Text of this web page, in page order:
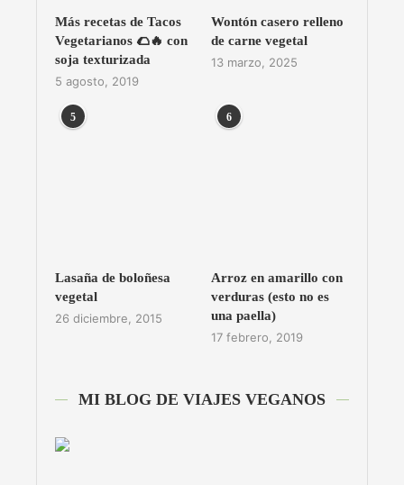
Más recetas de Tacos
Vegetarianos 🌮🔥 con
soja texturizada
5 agosto, 2019
Wontón casero relleno
de carne vegetal
13 marzo, 2025
5
Lasaña de boloñesa
vegetal
26 diciembre, 2015
6
Arroz en amarillo con
verduras (esto no es
una paella)
17 febrero, 2019
MI BLOG DE VIAJES VEGANOS